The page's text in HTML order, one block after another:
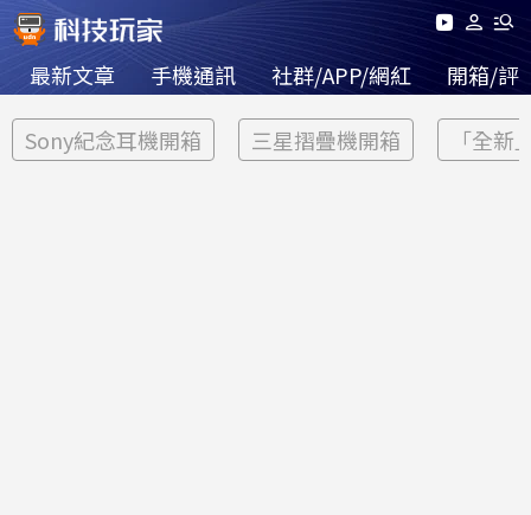
最新文章 手機通訊 社群/APP/網紅 開箱/評
Sony紀念耳機開箱 三星摺疊機開箱 「全新